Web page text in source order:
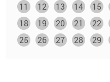
11
12 13 14 15
18
19 20 21 22
25
26 27 28 29